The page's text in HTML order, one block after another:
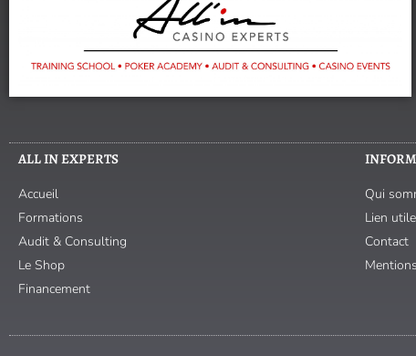
ALL IN EXPERTS
Accueil
Formations
Audit & Consulting
Le Shop
Financement
Qui
Lien
Contact